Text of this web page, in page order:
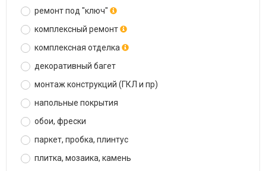
ремонт под "ключ"
комплексный ремонт
комплексная отделка
декоративный багет
монтаж конструкций (ГКЛ и пр)
напольные покрытия
обои, фрески
паркет, пробка, плинтус
плитка, мозаика, камень